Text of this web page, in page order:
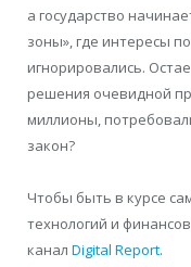
а государство
зоны», где интересы
игнорировались.
решения очевидной
миллионы,
закон?
Чтобы быть в курсе
технологий и
канал Digital Report.